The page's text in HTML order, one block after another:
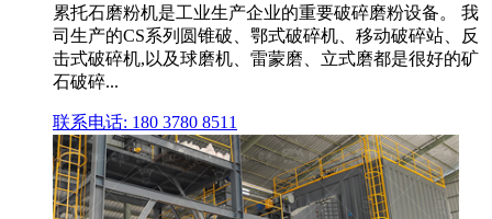
累托石磨粉机是工业生产企业的重要破碎磨粉设备。 我
司生产的CS系列圆锥破、鄂式破碎机、移动破碎站、反
击式破碎机,以及球磨机、雷蒙磨、立式磨都是很好的矿
石破碎...
联系电话: 180 3780 8511